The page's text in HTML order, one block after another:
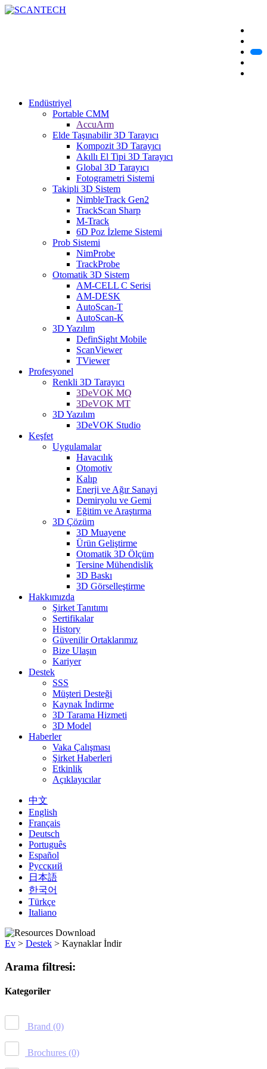
Endüstriyel
Portable CMM
AccuArm
Elde Taşınabilir 3D Tarayıcı
Kompozit 3D Tarayıcı
Akıllı El Tipi 3D Tarayıcı
Global 3D Tarayıcı
Fotogrametri Sistemi
Takipli 3D Sistem
NimbleTrack Gen2
TrackScan Sharp
M-Track
6D Poz İzleme Sistemi
Prob Sistemi
NimProbe
TrackProbe
Otomatik 3D Sistem
AM-CELL C Serisi
AM-DESK
AutoScan-T
AutoScan-K
3D Yazılım
DefinSight Mobile
ScanViewer
TViewer
Profesyonel
Renkli 3D Tarayıcı
3DeVOK MQ
3DeVOK MT
3D Yazılım
3DeVOK Studio
Keşfet
Uygulamalar
Havacılık
Otomotiv
Kalıp
Enerji ve Ağır Sanayi
Demiryolu ve Gemi
Eğitim ve Araştırma
3D Çözüm
3D Muayene
Ürün Geliştirme
Otomatik 3D Ölçüm
Tersine Mühendislik
3D Baskı
3D Görselleştirme
Hakkımızda
Şirket Tanıtımı
Sertifikalar
History
Güvenilir Ortaklarımız
Bize Ulaşın
Kariyer
Destek
SSS
Müşteri Desteği
Kaynak İndirme
3D Tarama Hizmeti
3D Model
Haberler
Vaka Çalışması
Şirket Haberleri
Etkinlik
Açıklayıcılar
中文
English
Français
Deutsch
Português
Español
Русский
日本語
한국어
Türkçe
Italiano
Ev > Destek > Kaynaklar İndir
Arama filtresi:
Kategoriler
Brand (0)
Brochures (0)